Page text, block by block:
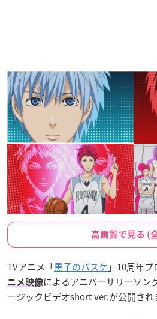
高画質で見る (
TVアニメ「黒子のバスケ 」10周年プ
ニメ映像によるアニバーサリーソン
ージックビデオshort ver.が公開され